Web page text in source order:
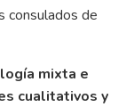
consulados de
mixta e
cualitativos y